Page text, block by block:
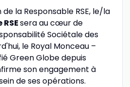
la Responsable RSE, le/la
sera au cœur de
Sociétale des
le Royal Monceau –
Green Globe depuis
son engagement à
de ses opérations.